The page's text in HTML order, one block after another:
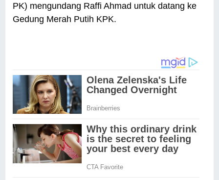
PK) mengundang Raffi Ahmad untuk datang ke
Gedung Merah Putih KPK.